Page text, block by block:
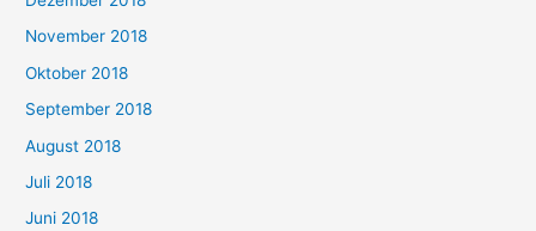
November 2018
Oktober 2018
September 2018
August 2018
Juli 2018
Juni 2018